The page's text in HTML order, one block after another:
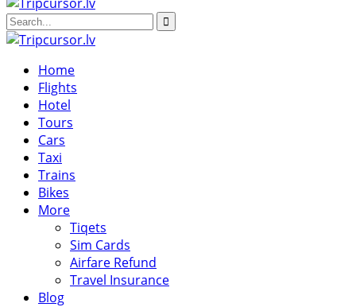
Home
Flights
Hotel
Tours
Cars
Taxi
Trains
Bikes
More
Tiqets
Sim Cards
Airfare Refund
Travel Insurance
Blog